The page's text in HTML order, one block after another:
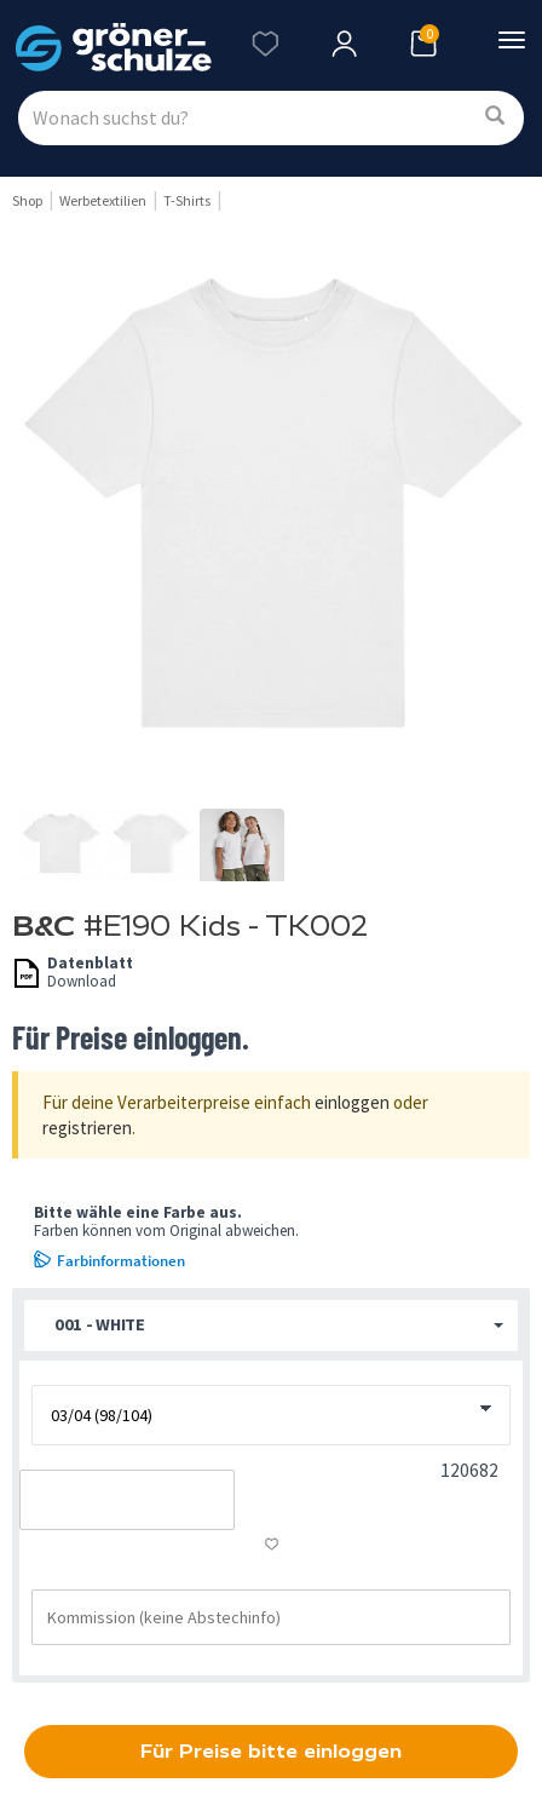
0
Shop Werbetextilien T-Shirts
B&C #E190 Kids - TK002
Datenblatt
Download
Für Preise einloggen.
Für deine Verarbeiterpreise einfach einloggen oder
registrieren.
001 - WHITE
Bitte wähle eine Farbe aus.
Farben können vom Original abweichen.
Farbinformationen
120682
Für Preise bitte einloggen